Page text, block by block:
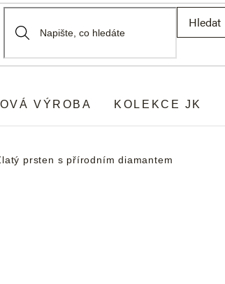
Hledat
VÝROBA KOLEKCE JK
prsten s přírodním diamantem